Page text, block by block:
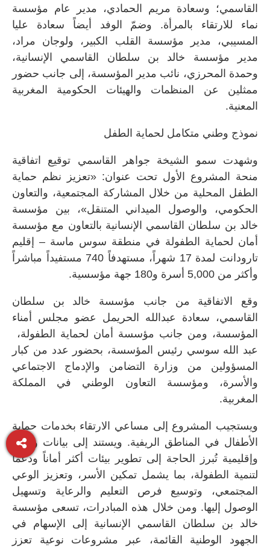
القاسمي؛ وسعادة مريم الحمادي، مدير عام مؤسسة
نماء للارتقاء بالمرأة. وضمّ الوفد أيضاً سعادة عليا
المسيبي، مدير مؤسسة القلب الكبير، ولوجان مراد،
مدير مؤسسة خالد بن سلطان القاسمي الإنسانية،
وحمدة المحرزي، نائب مدير المؤسسة، إلى جانب حضور
ممثلين عن المنظمات والهيئات الحكومية المغربية
المعنية.
نموذج وطني متكامل لحماية الطفل
وشهدت سمو الشيخة جواهر القاسمي توقيع اتفاقية
منحة المشروع الأول تحت عنوان: «تعزيز نظم حماية
الطفل المحلية من خلال المشاركة المجتمعية، والتعاون
الحكومي، والوصول الميداني المتنقل»، بين مؤسسة
خالد بن سلطان القاسمي الإنسانية بالتعاون مع مؤسسة
أمان لحماية الطفولة في منطقة سوس ماسة – إقليم
تارودانت لمدة 17 شهراً، مستهدفاً 740 مستفيداً مباشراً
وأكثر من 5,000 أسرة و180 جهة مؤسسية.
وقع الاتفاقية من جانب مؤسسة خالد بن سلطان
القاسمي، سعادة عبدالله الحريمل عضو مجلس أمناء
المؤسسة، ومن جانب مؤسسة أمان لحماية الطفولة،
عبد الله سوسي رئيس المؤسسة، بحضور عدد من كبار
المسؤولين من وزارة التضامن والإدماج الاجتماعي
والأسرة، ومؤسسة التعاون الوطني في المملكة
المغربية.
ويستجيب المشروع إلى مساعي الارتقاء بخدمات حماية
الأطفال في المناطق الريفية. ويستند إلى بيانات وطنية
وإقليمية تُبرز الحاجة إلى تطوير بيئات أكثر أماناً ودعماً
لتنمية الطفولة، بما يشمل تمكين الأسر، وتعزيز الوعي
المجتمعي، وتوسيع فرص التعليم والرعاية وتسهيل
الوصول إليها. ومن خلال هذه المبادرات، تسعى مؤسسة
خالد بن سلطان القاسمي الإنسانية إلى الإسهام في
الجهود الوطنية القائمة، عبر مشروعات نوعية تعزز